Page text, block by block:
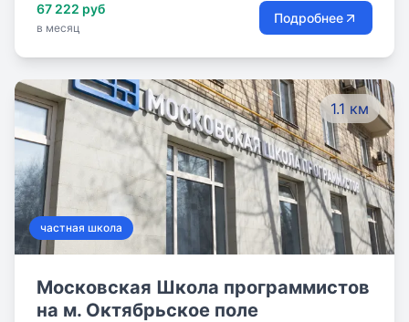
67 222 руб
в месяц
Подробнее
1.1 км
частная школа
Московская Школа программистов
на м. Октябрьское поле